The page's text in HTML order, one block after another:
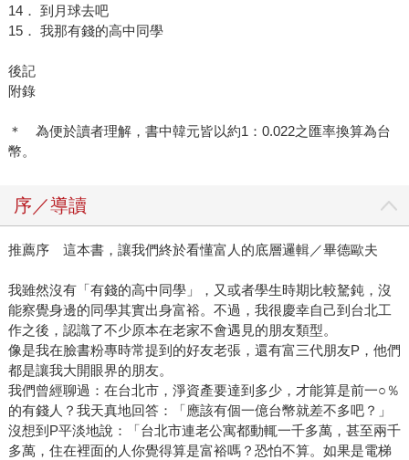
14． 到月球去吧
15． 我那有錢的高中同學
後記
附錄
＊ 為便於讀者理解，書中韓元皆以約1：0.022之匯率換算為台
幣。
序／導讀
推薦序 這本書，讓我們終於看懂富人的底層邏輯／畢德歐夫
我雖然沒有「有錢的高中同學」，又或者學生時期比較駑鈍，沒
能察覺身邊的同學其實出身富裕。不過，我很慶幸自己到台北工
作之後，認識了不少原本在老家不會遇見的朋友類型。
像是我在臉書粉專時常提到的好友老張，還有富三代朋友P，他們
都是讓我大開眼界的朋友。
我們曾經聊過：在台北市，淨資產要達到多少，才能算是前一○％
的有錢人？我天真地回答：「應該有個一億台幣就差不多吧？」
沒想到P平淡地說：「台北市連老公寓都動輒一千多萬，甚至兩千
多萬，住在裡面的人你覺得算是富裕嗎？恐怕不算。如果是電梯